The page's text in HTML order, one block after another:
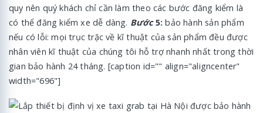
quy nên quý khách chỉ cần làm theo các bước đăng kiểm là
có thể đăng kiểm xe dễ dàng. Bước5: bảo hành sản phẩm
nếu có lỗi: mọi trục trặc về kĩ thuật của sản phẩm đều được
nhân viên kĩ thuật của chúng tôi hỗ trợ nhanh nhất trong thời
gian bảo hành 24 tháng. [caption id="" align="aligncenter"
width="696"]